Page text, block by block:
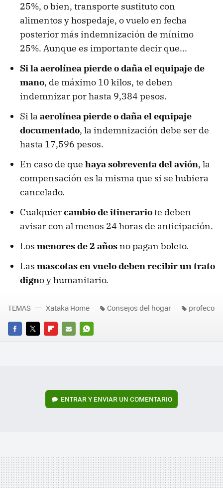
25%, o bien, transporte sustituto con
alimentos y hospedaje, o vuelo en fecha
posterior más indemnización de mínimo
25%. Aunque es importante decir que...
Si la aerolínea pierde o daña el equipaje de
mano, de máximo 10 kilos, te deben
indemnizar por hasta 9,384 pesos.
Si la aerolínea pierde o daña el equipaje
documentado, la indemnización debe ser de
hasta 17,596 pesos.
En caso de que haya sobreventa del avión, la
compensación es la misma que si se hubiera
cancelado.
Cualquiercambio de itinerariote deben
avisar con al menos 24 horas de anticipación.
Los menores de 2 años no pagan boleto.
Las mascotas en vuelo deben recibir un trato
digno y humanitario.
FACEBOOK
TWITTERFLIPBOARD
E-
WHATSAPP
TEMAS Xataka Home Consejos del hogar profeco
ENTRAR Y ENVIAR UN COMENTARIO